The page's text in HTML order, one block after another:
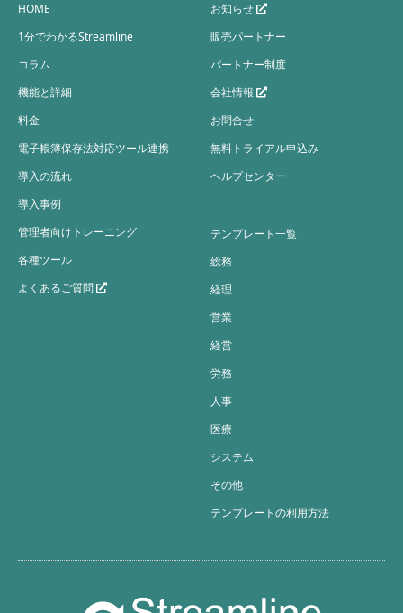
HOME
1分でわかるStreamline
コラム
機能と詳細
料金
電子帳簿保存法対応ツール連携
導入の流れ
導入事例
管理者向けトレーニング
各種ツール
よくあるご質問
お知らせ
販売パートナー
パートナー制度
会社情報
お問合せ
無料トライアル申込み
ヘルプセンター
テンプレート一覧
総務
経理
営業
経営
労務
人事
医療
システム
その他
テンプレートの利用方法